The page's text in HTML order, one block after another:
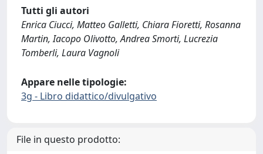
Tutti gli autori
Enrica Ciucci, Matteo Galletti, Chiara Fioretti, Rosanna
Martin, Iacopo Olivotto, Andrea Smorti, Lucrezia
Tomberli, Laura Vagnoli
Appare nelle tipologie:
3g - Libro didattico/divulgativo
File in questo prodotto: